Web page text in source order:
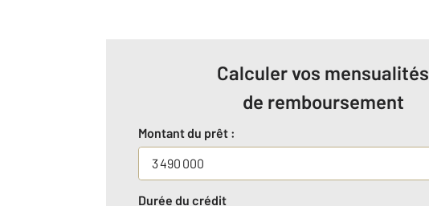
Calculer vos mensualités
de remboursement
Montant du prêt :
Durée du crédit